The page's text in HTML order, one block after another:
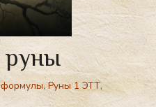
руны
формулы,Руны 1 ЭТТ,